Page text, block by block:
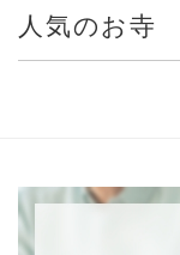
人気のお寺